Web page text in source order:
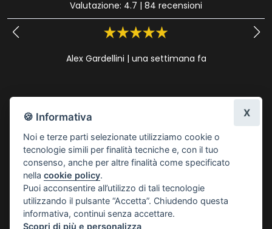
Valutazione: 4.7 | 84 recensioni
Alex Gardellini | una settimana fa
🍪 Informativa
Noi e terze parti selezionate utilizziamo cookie o
tecnologie simili per finalità tecniche e, con il tuo
consenso, anche per altre finalità come specificato
nellacookie policy.
Puoi acconsentire all’utilizzo di tali tecnologie
utilizzando il pulsante “Accetta”. Chiudendo questa
informativa, continui senza accettare.
Scopri di più e personalizza
X